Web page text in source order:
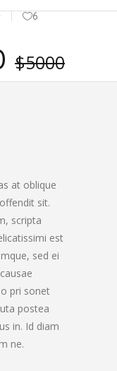
6
$5000
at oblique
sit.
scripta
est
sed ei
pri sonet
postea
in. Id diam
ne.